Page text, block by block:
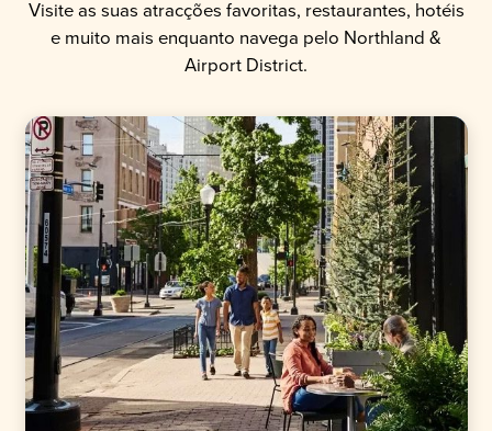
Visite as suas atracções favoritas, restaurantes, hotéis
e muito mais enquanto navega pelo Northland &
Airport District.